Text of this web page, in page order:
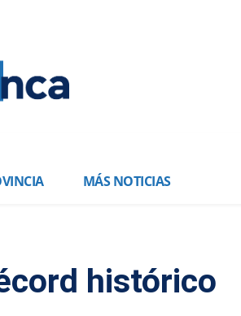
MÁS NOTICIAS
histórico